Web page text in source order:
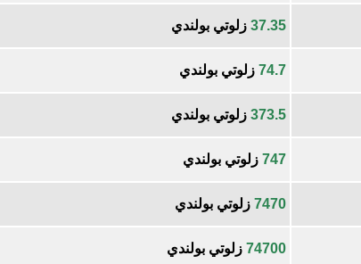
37.35 زلوتي بولندي
74.7 زلوتي بولندي
373.5 زلوتي بولندي
747 زلوتي بولندي
7470 زلوتي بولندي
74700 زلوتي بولندي